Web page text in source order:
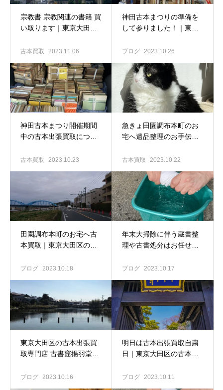
宗教書 宗教関連の書籍 買
い取ります｜東京大田区
書窟揚羽堂
古本買取 2023.11.06
神田古本まつりの準備を
して参りました！｜東京
門店 古書窟揚羽堂
ブログ 2023.10.26
神田古本まつり開催期間
中の古本出張買取につい
取専門店 古書窟揚羽堂
古本買取 2023.10.23
急きょ田園調布本町のお
宅へ遺品整理のお手伝い
張買取専門店 古書窟揚
古本買取 2023.10.22
田園調布本町のお宅へ古
本買取｜東京大田区の古
揚羽堂
ブログ 2023.10.18
年末大掃除に伴う蔵書整
理や古書処分はお任せく
本出張買取専門店 古書窟
ブログ 2023.10.17
東京大田区の古本出張買
取専門店 古書窟揚羽堂｜
にお伺いしました
ブログ 2023.10.16
明日は古本出張買取自粛
日｜東京大田区の古本出
羽堂
ブログ 2023.10.11